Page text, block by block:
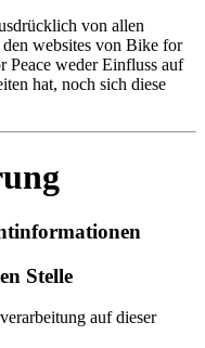
von allen
websites von Bike for
Peace weder Einfluss auf
hat, noch sich diese
Stelle
auf dieser